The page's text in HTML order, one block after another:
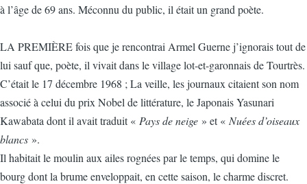
à l’âge de 69 ans. Méconnu du public, il était un grand poète.
LA PREMIÈRE fois que je rencontrai Armel Guerne j’ignorais tout de
lui sauf que, poète, il vivait dans le village lot-et-garonnais de Tourtrès.
C’était le 17 décembre 1968 ; La veille, les journaux citaient son nom
associé à celui du prix Nobel de littérature, le Japonais Yasunari
Kawabata dont il avait traduit « Pays de neige » et « Nuées d’oiseaux
blancs ».
Il habitait le moulin aux ailes rognées par le temps, qui domine le
bourg dont la brume enveloppait, en cette saison, le charme discret.